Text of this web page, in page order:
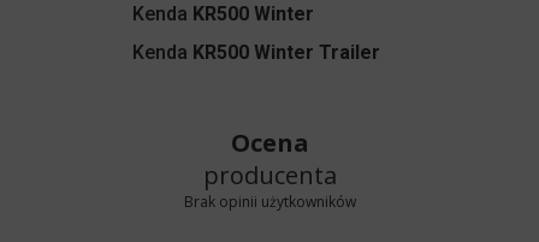
Kenda KR500 Winter
Kenda KR500 Winter Trailer
Ocena
producenta
Brak opinii użytkowników